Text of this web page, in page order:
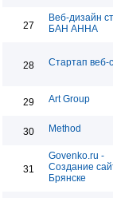
27
Веб-дизайн
БАН АННА
28 Стартап веб-
29 Art Group
30 Method
31
Govenko.ru -
Создание
Брянске